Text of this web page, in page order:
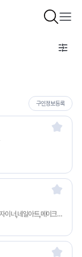
구인정보등록
연봉 2,800만원~3,000만원 / 세 이하 / 무관 / 무관 / 협의 / 헤어디자이너,네일아트,메이크업,왁싱,피부관리,마사지,기타